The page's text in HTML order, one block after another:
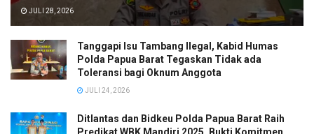
JULI 28, 2026
Tanggapi Isu Tambang Ilegal, Kabid Humas
Polda Papua Barat Tegaskan Tidak ada
Toleransi bagi Oknum Anggota
JULI 24, 2026
Ditlantas dan Bidkeu Polda Papua Barat Raih
Predikat WBK Mandiri 2025, Bukti Komitmen